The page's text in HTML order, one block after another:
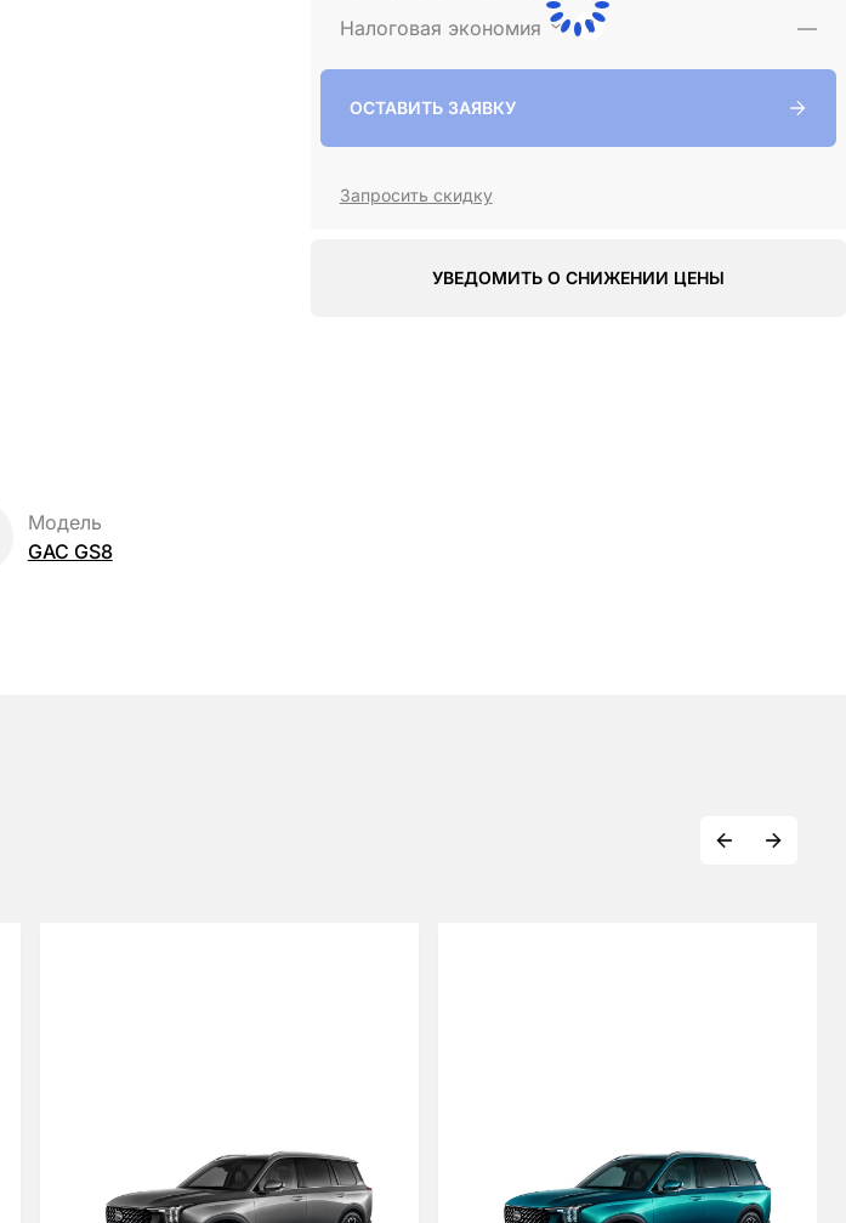
Модель
GAC GS8
Налоговая экономия
—
ОСТАВИТЬ ЗАЯВКУ
Запросить скидку
УВЕДОМИТЬ О СНИЖЕНИИ ЦЕНЫ